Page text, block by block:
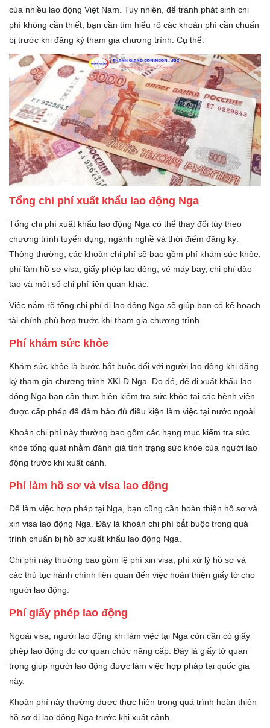
của nhiều lao động Việt Nam. Tuy nhiên, để tránh phát sinh chi
phí không cần thiết, bạn cần tìm hiểu rõ các khoản phí cần chuẩn
bị trước khi đăng ký tham gia chương trình. Cụ thể:
Tổng chi phí xuất khẩu lao động Nga
Tổng chi phí xuất khẩu lao động Nga có thể thay đổi tùy theo
chương trình tuyển dụng, ngành nghề và thời điểm đăng ký.
Thông thường, các khoản chi phí sẽ bao gồm phí khám sức khỏe,
phí làm hồ sơ visa, giấy phép lao động, vé máy bay, chi phí đào
tạo và một số chi phí liên quan khác.
Việc nắm rõ tổng chi phí đi lao động Nga sẽ giúp bạn có kế hoạch
tài chính phù hợp trước khi tham gia chương trình.
Phí khám sức khỏe
Khám sức khỏe là bước bắt buộc đối với người lao động khi đăng
ký tham gia chương trình XKLĐ Nga. Do đó, để đi xuất khẩu lao
động Nga bạn cần thực hiện kiểm tra sức khỏe tại các bệnh viện
được cấp phép để đảm bảo đủ điều kiện làm việc tại nước ngoài.
Khoản chi phí này thường bao gồm các hạng mục kiểm tra sức
khỏe tổng quát nhằm đánh giá tình trạng sức khỏe của người lao
động trước khi xuất cảnh.
Phí làm hồ sơ và visa lao động
Để làm việc hợp pháp tại Nga, bạn cũng cần hoàn thiện hồ sơ và
xin visa lao động Nga. Đây là khoản chi phí bắt buộc trong quá
trình chuẩn bị hồ sơ xuất khẩu lao động Nga.
Chi phí này thường bao gồm lệ phí xin visa, phí xử lý hồ sơ và
các thủ tục hành chính liên quan đến việc hoàn thiện giấy tờ cho
người lao động.
Phí giấy phép lao động
Ngoài visa, người lao động khi làm việc tại Nga còn cần có giấy
phép lao động do cơ quan chức năng cấp. Đây là giấy tờ quan
trọng giúp người lao động được làm việc hợp pháp tại quốc gia
này.
Khoản phí này thường được thực hiện trong quá trình hoàn thiện
hồ sơ đi lao động Nga trước khi xuất cảnh.